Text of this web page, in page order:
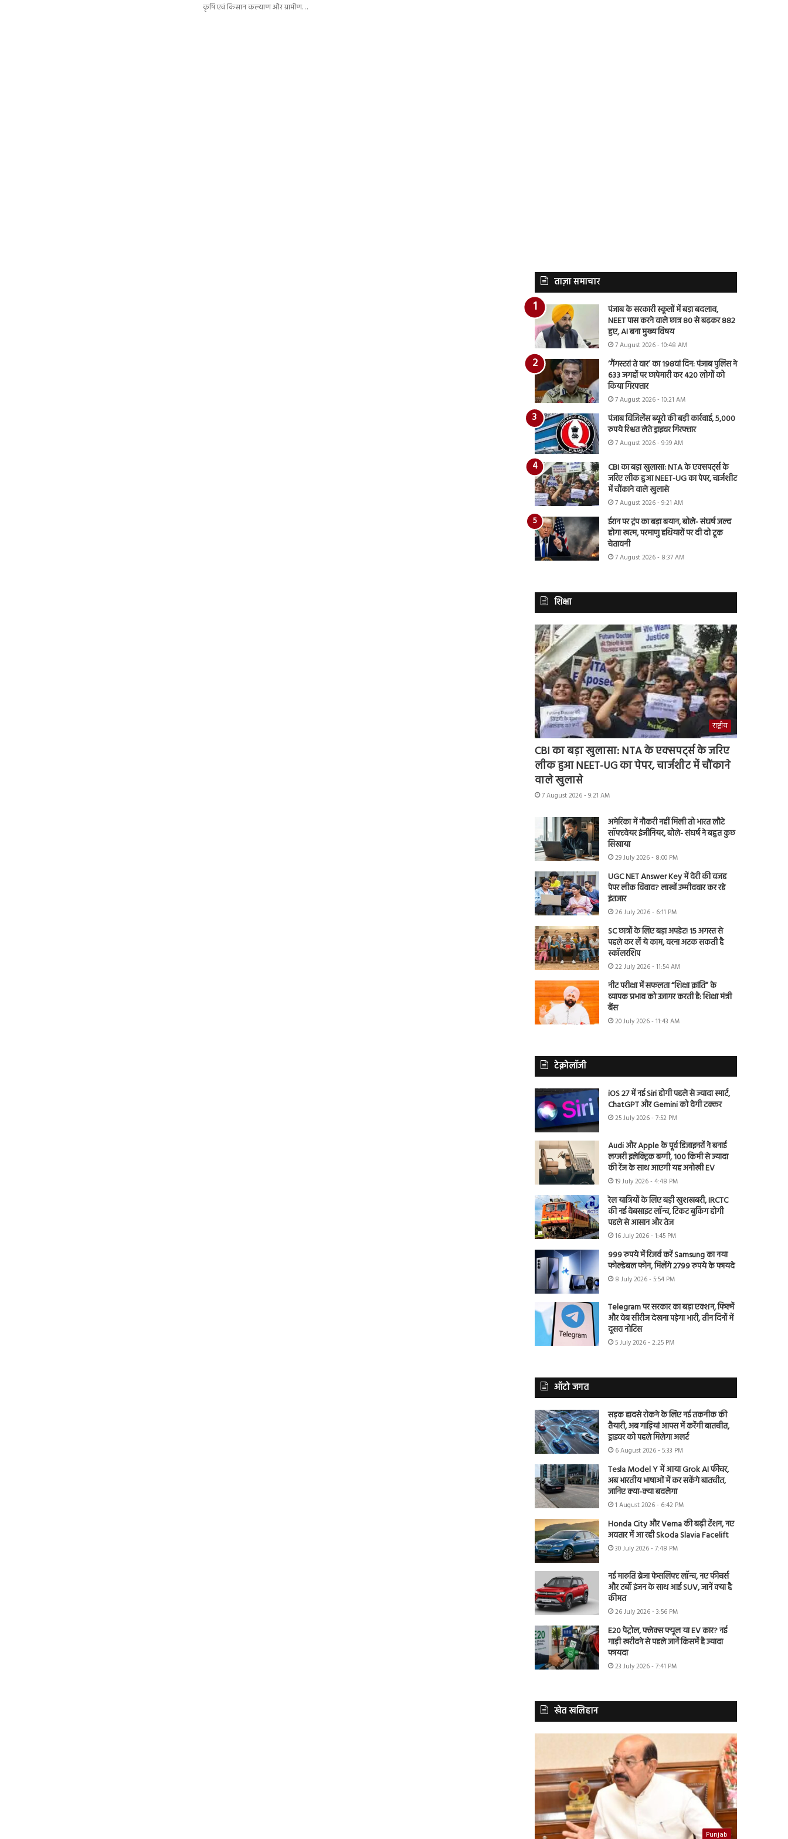
कृषि एवं किसान कल्याण और ग्रामीण…
ताज़ा समाचार
पंजाब के सरकारी स्कूलों में बड़ा बदलाव,
NEET पास करने वाले छात्र 80 से बढ़कर 882
हुए, AI बना मुख्य विषय
7 August 2026 - 10:48 AM
‘गैंगस्टरां ते वार’ का 198वां दिन: पंजाब पुलिस ने
633 जगहों पर छापेमारी कर 420 लोगों को
किया गिरफ्तार
7 August 2026 - 10:21 AM
पंजाब विजिलेंस ब्यूरो की बड़ी कार्रवाई, 5,000
रुपये रिश्वत लेते ड्राइवर गिरफ्तार
7 August 2026 - 9:39 AM
CBI का बड़ा खुलासा: NTA के एक्सपर्ट्स के
जरिए लीक हुआ NEET-UG का पेपर, चार्जशीट
में चौंकाने वाले खुलासे
7 August 2026 - 9:21 AM
ईरान पर ट्रंप का बड़ा बयान, बोले- संघर्ष जल्द
होगा खत्म, परमाणु हथियारों पर दी दो टूक
चेतावनी
7 August 2026 - 8:37 AM
शिक्षा
राष्ट्रीय
CBI का बड़ा खुलासा: NTA के एक्सपर्ट्स के जरिए
लीक हुआ NEET-UG का पेपर, चार्जशीट में चौंकाने
वाले खुलासे
7 August 2026 - 9:21 AM
अमेरिका में नौकरी नहीं मिली तो भारत लौटे
सॉफ्टवेयर इंजीनियर, बोले- संघर्ष ने बहुत कुछ
सिखाया
29 July 2026 - 8:00 PM
UGC NET Answer Key में देरी की वजह
पेपर लीक विवाद? लाखों उम्मीदवार कर रहे
इंतजार
26 July 2026 - 6:11 PM
SC छात्रों के लिए बड़ा अपडेट! 15 अगस्त से
पहले कर लें ये काम, वरना अटक सकती है
स्कॉलरशिप
22 July 2026 - 11:54 AM
नीट परीक्षा में सफलता “शिक्षा क्रांति” के
व्यापक प्रभाव को उजागर करती है: शिक्षा मंत्री
बैंस
20 July 2026 - 11:43 AM
टेक्नोलॉजी
iOS 27 में नई Siri होगी पहले से ज्यादा स्मार्ट,
ChatGPT और Gemini को देगी टक्कर
25 July 2026 - 7:52 PM
Audi और Apple के पूर्व डिजाइनरों ने बनाई
लग्जरी इलेक्ट्रिक बग्गी, 100 किमी से ज्यादा
की रेंज के साथ आएगी यह अनोखी EV
19 July 2026 - 4:48 PM
रेल यात्रियों के लिए बड़ी खुशखबरी, IRCTC
की नई वेबसाइट लॉन्च, टिकट बुकिंग होगी
पहले से आसान और तेज
16 July 2026 - 1:45 PM
999 रुपये में रिजर्व करें Samsung का नया
फोल्डेबल फोन, मिलेंगे 2799 रुपये के फायदे
8 July 2026 - 5:54 PM
Telegram पर सरकार का बड़ा एक्शन, फिल्में
और वेब सीरीज देखना पड़ेगा भारी, तीन दिनों में
दूसरा नोटिस
5 July 2026 - 2:25 PM
ऑटो जगत
सड़क हादसे रोकने के लिए नई तकनीक की
तैयारी, अब गाड़ियां आपस में करेंगी बातचीत,
ड्राइवर को पहले मिलेगा अलर्ट
6 August 2026 - 5:33 PM
Tesla Model Y में आया Grok AI फीचर,
अब भारतीय भाषाओं में कर सकेंगे बातचीत,
जानिए क्या-क्या बदलेगा
1 August 2026 - 6:42 PM
Honda City और Verna की बढ़ी टेंशन, नए
अवतार में आ रही Skoda Slavia Facelift
30 July 2026 - 7:48 PM
नई मारुति ब्रेजा फेसलिफ्ट लॉन्च, नए फीचर्स
और टर्बो इंजन के साथ आई SUV, जानें क्या है
कीमत
26 July 2026 - 3:56 PM
E20 पेट्रोल, फ्लेक्स फ्यूल या EV कार? नई
गाड़ी खरीदने से पहले जानें किसमें है ज्यादा
फायदा
23 July 2026 - 7:41 PM
खेत खलिहान
Punjab